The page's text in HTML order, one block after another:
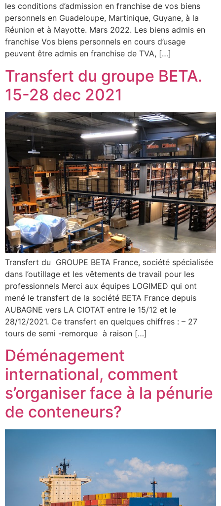
les conditions d’admission en franchise de vos biens
personnels en Guadeloupe, Martinique, Guyane, à la
Réunion et à Mayotte. Mars 2022. Les biens admis en
franchise Vos biens personnels en cours d’usage
peuvent être admis en franchise de TVA, […]
Transfert du groupe BETA.
15-28 dec 2021
Transfert du GROUPE BETA France, société spécialisée
dans l’outillage et les vêtements de travail pour les
professionnels Merci aux équipes LOGIMED qui ont
mené le transfert de la société BETA France depuis
AUBAGNE vers LA CIOTAT entre le 15/12 et le
28/12/2021. Ce transfert en quelques chiffres : – 27
tours de semi -remorque à raison […]
Déménagement
international, comment
s’organiser face à la pénurie
de conteneurs?